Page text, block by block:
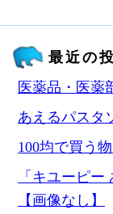
最近の
医薬品・医薬
あえるパスタ
100均で買う
「キユーピ
【画像なし】